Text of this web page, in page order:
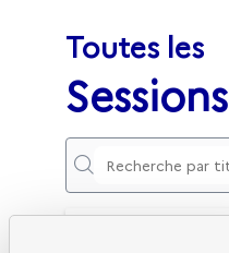
Toutes les
Sessions